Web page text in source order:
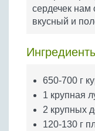
Бобовые
Яйца
сердечек нам
вкусный и
650-700 г
1 крупная
2 крупных
120-130 г